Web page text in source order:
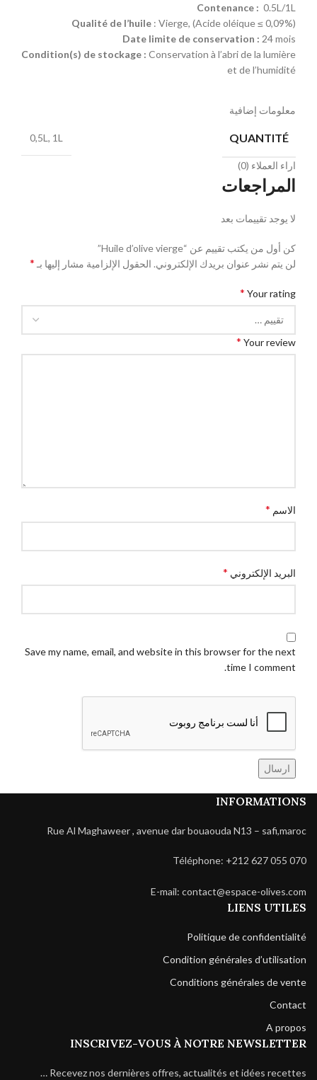
Contenance : 0.5L/1L
Qualité de l’huile : Vierge, (Acide oléique ≤ 0,09%)
Date limite de conservation : 24 mois
Condition(s) de stockage : Conservation à l’abri de la lumière
et de l’humidité
معلومات إضافية
QUANTITÉ
0,5L, 1L
اراء العملاء (0)
المراجعات
لا يوجد تقييمات بعد
كن أول من يكتب تقييم عن “Huile d’olive vierge”
لن يتم نشر عنوان بريدك الإلكتروني. الحقول الإلزامية مشار إليها بـ *
Your rating
*
Your review
*
الاسم *
البريد الإلكتروني *
Save my name, email, and website in this browser for the next
time I comment.
INFORMATIONS
Rue Al Maghaweer , avenue dar bouaouda N13 – safi,maroc
Téléphone: +212 627 055 070
E-mail: contact@espace-olives.com
LIENS UTILES
Politique de confidentialité
Condition générales d’utilisation
Conditions générales de vente
Contact
A propos
INSCRIVEZ-VOUS À NOTRE NEWSLETTER
Recevez nos dernières offres, actualités et idées recettes …